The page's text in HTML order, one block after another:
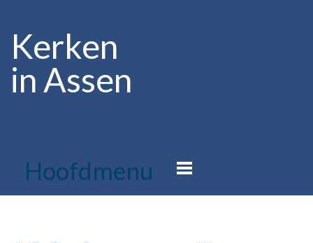
Kerken
in Assen
Hoofdmenu